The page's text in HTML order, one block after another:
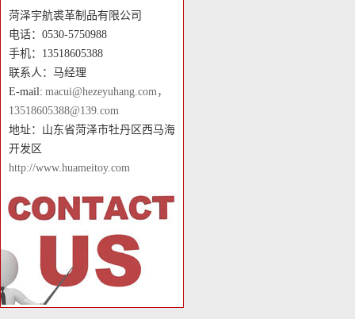
菏泽宇航裘革制品有限公司
电话：0530-5750988
手机：13518605388
联系人：马经理
E-mail: macui@hezeyuhang.com，
13518605388@139.com
地址：山东省菏泽市牡丹区西马海
开发区
http://www.huameitoy.com